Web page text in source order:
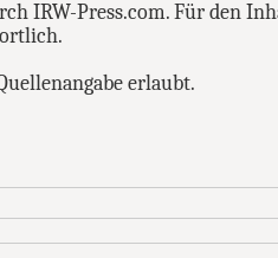
IRW-Press.com. Für den
erlaubt.